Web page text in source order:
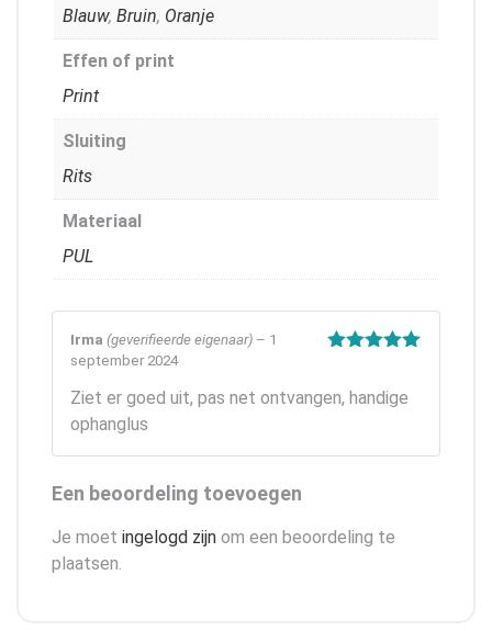
Blauw, Bruin, Oranje
Effen of print
Print
Sluiting
Rits
Materiaal
PUL
Irma (geverifieerde eigenaar) – 1
september 2024
Ziet er goed uit, pas net ontvangen, handige
ophanglus
Een beoordeling toevoegen
Je moet ingelogd zijn om een beoordeling te
plaatsen.